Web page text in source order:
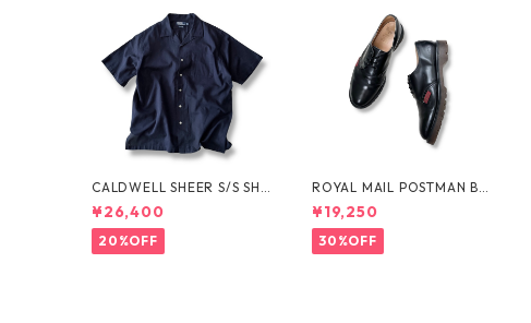
CALDWELL SHEER S/S SHI
RT by Polo Ralph Lauren
¥26,400
20%OFF
ROYAL MAIL POSTMAN BO
OTS by Dr.MARTENS
¥19,250
30%OFF